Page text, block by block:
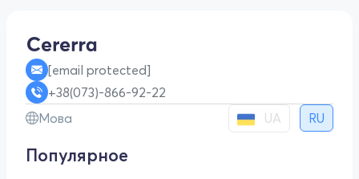
[email protected]
+38(073)-866-92-22
Мова
UA RU
Популярное